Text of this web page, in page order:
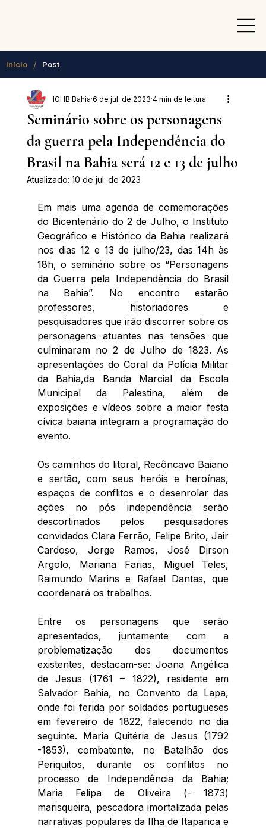
Início / Post
Seminário sobre os personagens
da guerra pela Independência do
Brasil na Bahia será 12 e 13 de julho
IGHB Bahia 6 de jul. de 2023 4 min de leitura
Atualizado: 10 de jul. de 2023
Em mais uma agenda de comemorações
do Bicentenário do 2 de Julho, o Instituto
Geográfico e Histórico da Bahia realizará
nos dias 12 e 13 de julho/23, das 14h às
18h, o seminário sobre os “Personagens
da Guerra pela Independência do Brasil
na Bahia”. No encontro estarão
professores, historiadores e
pesquisadores que irão discorrer sobre os
personagens atuantes nas tensões que
culminaram no 2 de Julho de 1823. As
apresentações do Coral da Polícia Militar
da Bahia,da Banda Marcial da Escola
Municipal da Palestina, além de
exposições e vídeos sobre a maior festa
cívica baiana integram a programação do
evento.
Os caminhos do litoral, Recôncavo Baiano
e sertão, com seus heróis e heroínas,
espaços de conflitos e o desenrolar das
ações no pós independência serão
descortinados pelos pesquisadores
convidados Clara Ferrão, Felipe Brito, Jair
Cardoso, Jorge Ramos, José Dirson
Argolo, Mariana Farias, Miguel Teles,
Raimundo Marins e Rafael Dantas, que
coordenará os trabalhos.
Entre os personagens que serão
apresentados, juntamente com a
problematização dos documentos
existentes, destacam-se: Joana Angélica
de Jesus (1761 – 1822), residente em
Salvador Bahia, no Convento da Lapa,
onde foi ferida por soldados portugueses
em fevereiro de 1822, falecendo no dia
seguinte. Maria Quitéria de Jesus (1792
-1853), combatente, no Batalhão dos
Periquitos, durante os conflitos no
processo de Independência da Bahia;
Maria Felipa de Oliveira (- 1873)
marisqueira, pescadora imortalizada pelas
narrativas populares da Ilha de Itaparica e